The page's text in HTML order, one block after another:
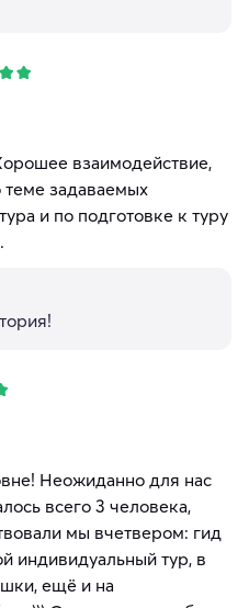
взаимодействие,
теме задаваемых
и по подготовке к туру
Неожиданно для нас
всего 3 человека,
мы вчетвером: гид
индивидуальный тур, в
ещё и на